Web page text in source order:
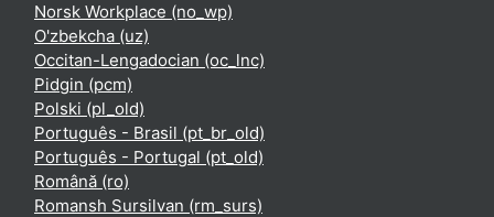
Norsk Workplace ‎(no_wp)‎
O'zbekcha ‎(uz)‎
Occitan-Lengadocian ‎(oc_lnc)‎
Pidgin ‎(pcm)‎
Polski ‎(pl_old)‎
Português - Brasil ‎(pt_br_old)‎
Português - Portugal ‎(pt_old)‎
Română ‎(ro)‎
Romansh Sursilvan ‎(rm_surs)‎